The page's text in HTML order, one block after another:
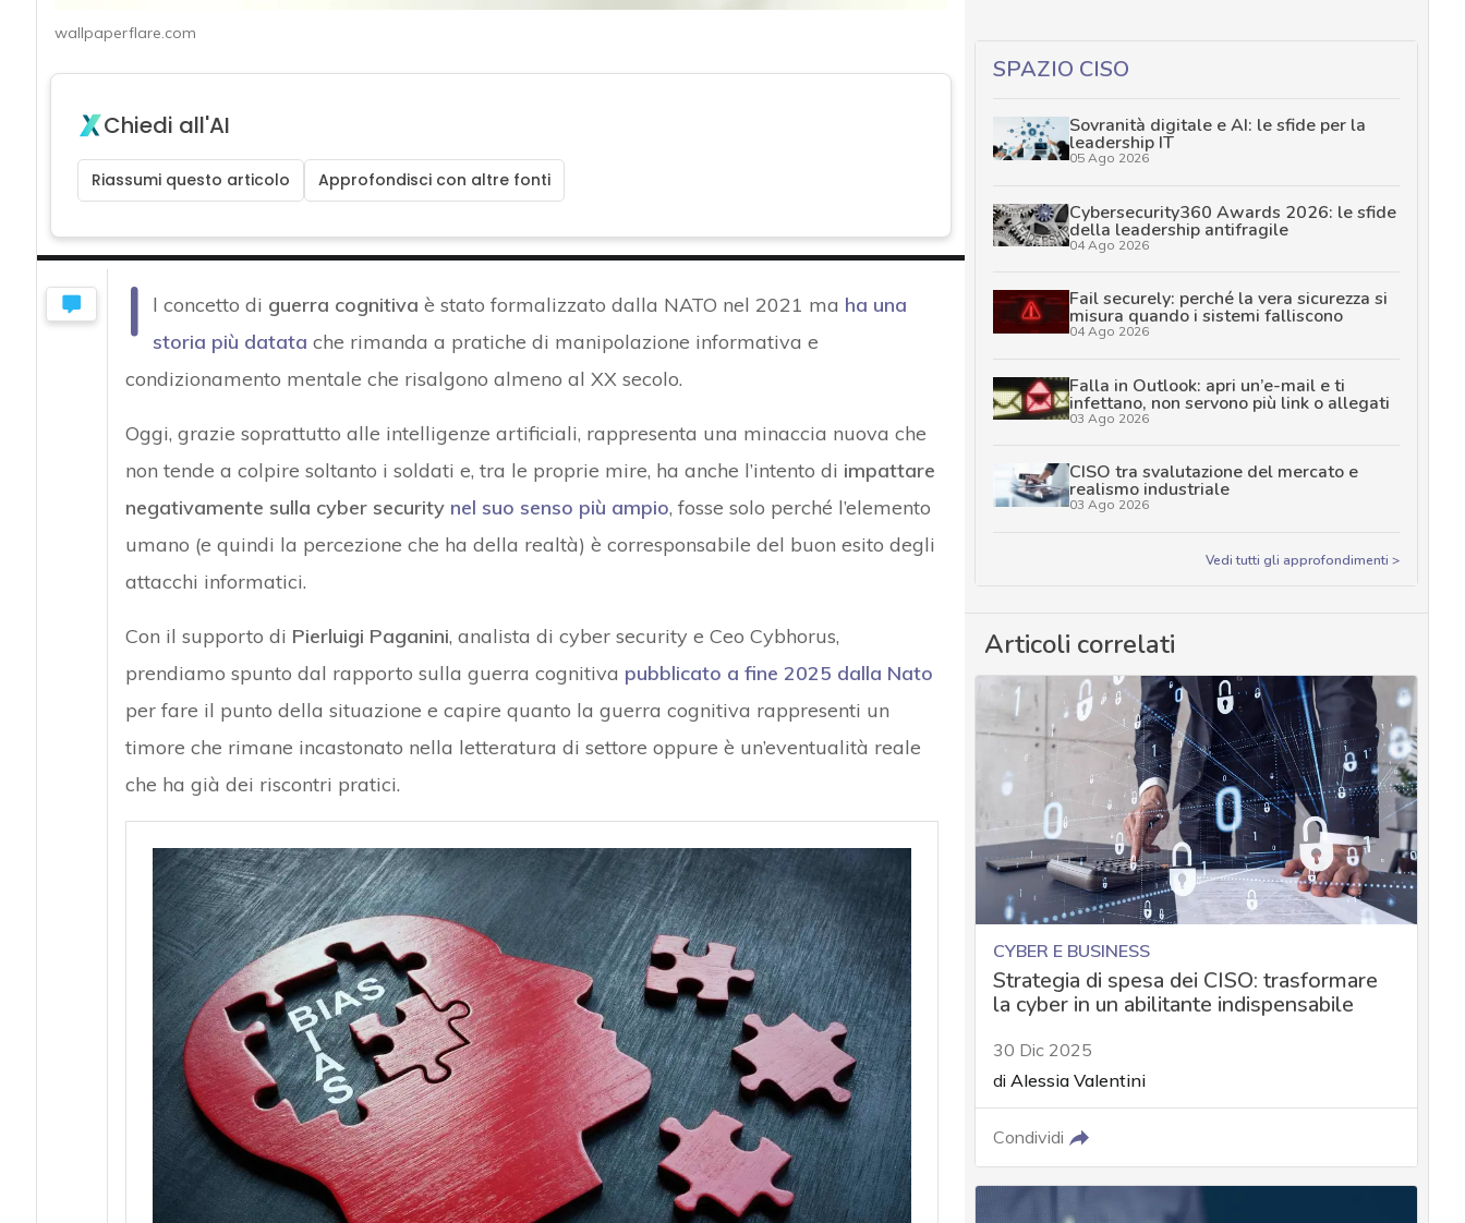
wallpaperflare.com
Chiedi all'AI
Riassumi questo articolo Approfondisci con altre fonti
I l concetto di guerra cognitiva è stato formalizzato dalla NATO nel 2021 ma ha una
storia più datata che rimanda a pratiche di manipolazione informativa e
condizionamento mentale che risalgono almeno al XX secolo.
Oggi, grazie soprattutto alle intelligenze artificiali, rappresenta una minaccia nuova che
non tende a colpire soltanto i soldati e, tra le proprie mire, ha anche l’intento di impattare
negativamente sulla cyber security nel suo senso più ampio, fosse solo perché l’elemento
umano (e quindi la percezione che ha della realtà) è corresponsabile del buon esito degli
attacchi informatici.
Con il supporto di Pierluigi Paganini, analista di cyber security e Ceo Cybhorus,
prendiamo spunto dal rapporto sulla guerra cognitiva pubblicato a fine 2025 dalla Nato
per fare il punto della situazione e capire quanto la guerra cognitiva rappresenti un
timore che rimane incastonato nella letteratura di settore oppure è un’eventualità reale
che ha già dei riscontri pratici.
SPAZIO CISO
Sovranità digitale e AI: le sfide per la
leadership IT
05 Ago 2026
Cybersecurity360 Awards 2026: le sfide
della leadership antifragile
04 Ago 2026
Fail securely: perché la vera sicurezza si
misura quando i sistemi falliscono
04 Ago 2026
Falla in Outlook: apri un’e-mail e ti
infettano, non servono più link o allegati
03 Ago 2026
CISO tra svalutazione del mercato e
realismo industriale
03 Ago 2026
Vedi tutti gli approfondimenti >
Articoli correlati
CYBER E BUSINESS
Strategia di spesa dei CISO: trasformare
la cyber in un abilitante indispensabile
30 Dic 2025
di Alessia Valentini
Condividi